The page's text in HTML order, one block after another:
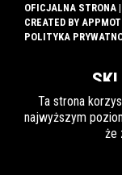
OFICJALNA STRONA
CREATED BY
POLITYKA
Ta strona
najwyższym
że